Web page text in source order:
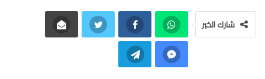
شارك الخبر